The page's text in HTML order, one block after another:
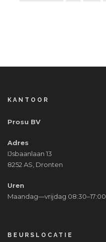
KANTOOR
Prosu BV
Adres
IJsbaanlaan 13
8252 AS, Dronten
Uren
Maandag—vrijdag 08:30–17:00
BEURSLOCATIE